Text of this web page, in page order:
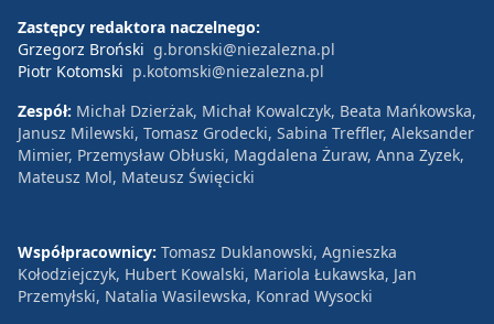
Zastępcy redaktora naczelnego:
Grzegorz Broński g.bronski@niezalezna.pl
Piotr Kotomski p.kotomski@niezalezna.pl
Zespół: Michał Dzierżak, Michał Kowalczyk, Beata Mańkowska,
Janusz Milewski, Tomasz Grodecki, Sabina Treffler, Aleksander
Mimier, Przemysław Obłuski, Magdalena Żuraw, Anna Zyzek,
Mateusz Mol, Mateusz Święcicki
Współpracownicy: Tomasz Duklanowski, Agnieszka
Kołodziejczyk, Hubert Kowalski, Mariola Łukawska, Jan
Przemyłski, Natalia Wasilewska, Konrad Wysocki